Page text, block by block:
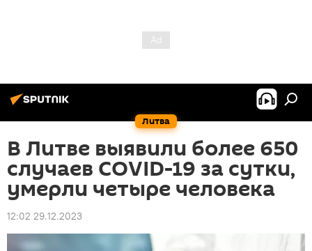
Литва
В Литве выявили более 650
случаев COVID-19 за сутки,
умерли четыре человека
12:02 29.12.2023